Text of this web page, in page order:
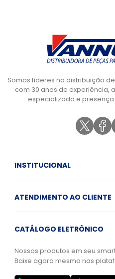
Somos líderes na distribuição
com 30 anos de experiência,
especializado e
INSTITUCIONAL
ATENDIMENTO AO CLIENTE
CATÁLOGO ELETRÔNICO
Nossos produtos em seu
Baixe agora mesmo nas